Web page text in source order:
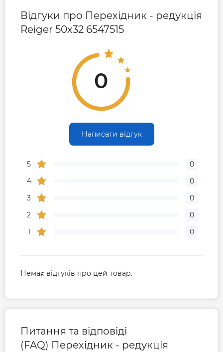
Відгуки про Перехідник - редукція
Reiger 50х32 6547515
0
Написати відгук
5
0
4
0
3
0
2
0
1
0
Немає відгуків про цей товар.
Питання та відповіді
(FAQ) Перехідник - редукція